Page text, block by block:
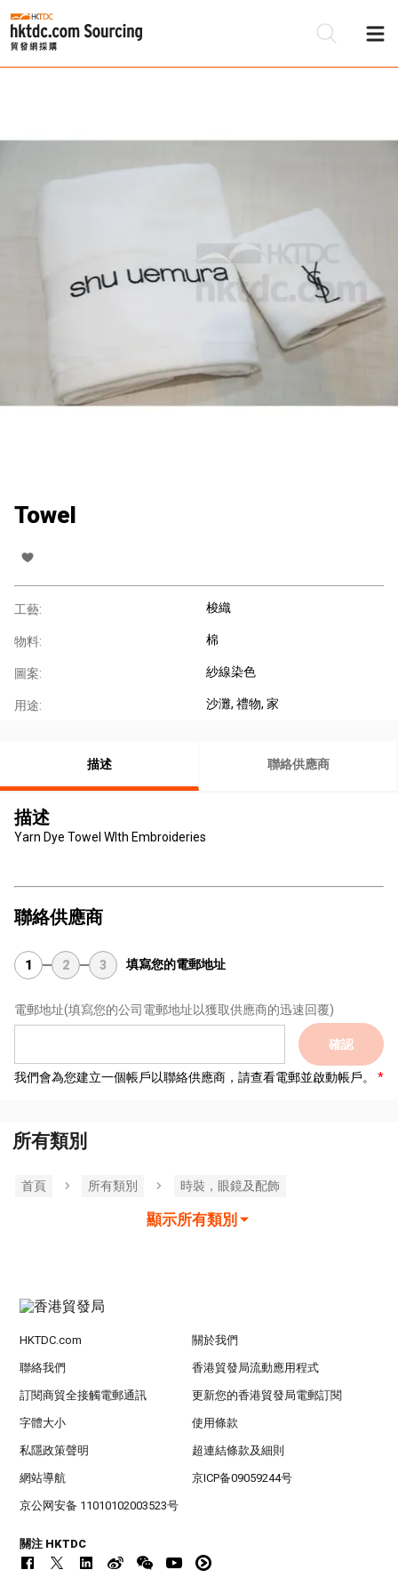
Towel
工藝: 梭織
物料: 棉
圖案: 紗線染色
用途: 沙灘, 禮物, 家
描述 聯絡供應商
描述
Yarn Dye Towel WIth Embroideries
聯絡供應商
1 2 3 填寫您的電郵地址
電郵地址(填寫您的公司電郵地址以獲取供應商的迅速回覆)
確認
我們會為您建立一個帳戶以聯絡供應商，請查看電郵並啟動帳戶。
所有類別
首頁 所有類別 時裝，眼鏡及配飾
顯示所有類別
HKTDC.com 關於我們
聯絡我們 香港貿發局流動應用程式
訂閱商貿全接觸電郵通訊 更新您的香港貿發局電郵訂閱
字體大小 使用條款
私隱政策聲明 超連結條款及細則
網站導航 京ICP备09059244号
京公网安备 11010102003523号
關注 HKTDC